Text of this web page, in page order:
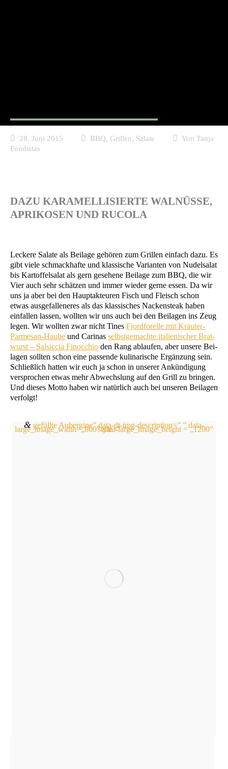
28. Juni 2015 BBQ, Grillen, Salate Von Tanja
Foodistas
DAZU KARAMELLISIERTE WALNÜSSE,
APRIKOSEN UND RUCOLA
Lecke­re Sala­te als Bei­la­ge gehö­ren zum Gril­len ein­fach dazu. Es
gibt vie­le schmack­haf­te und klas­si­sche Vari­an­ten von Nudel­sa­lat
bis Kar­tof­fel­sa­lat als gern gese­he­ne Bei­la­ge zum BBQ, die wir
Vier auch sehr schät­zen und immer wie­der ger­ne essen. Da wir
uns ja aber bei den Haupt­ak­teu­ren Fisch und Fleisch schon
etwas aus­ge­fal­le­ne­res als das klas­si­sches Nacken­steak haben
ein­fal­len las­sen, woll­ten wir uns auch bei den Bei­la­gen ins Zeug
legen. Wir woll­ten zwar nicht Tines Fjord­fo­rel­le mit Kräu­ter-
Par­me­san-Hau­be und Cari­nas selbst­ge­mach­te ita­lie­ni­scher Brat­
wurst – Sal­sic­cia Finoc­chio den Rang ablau­fen, aber unse­re Bei­
la­gen soll­ten schon eine pas­sen­de kuli­na­ri­sche Ergän­zung sein.
Schließ­lich hat­ten wir euch ja schon in unse­rer Ankün­di­gung
ver­spro­chen etwas mehr Abwechs­lung auf den Grill zu brin­gen.
Und die­ses Mot­to haben wir natür­lich auch bei unse­ren Bei­la­gen
verfolgt!
& gefüll­te Auber­gi­ne” data-dt-img-descrip­ti­on=” ” data-
large_image_width=„800” data-lar­ge_i­mage_h­eight = „1200” style=” ”>